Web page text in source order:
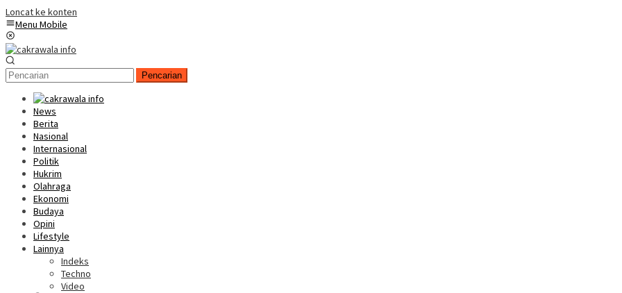
Loncat ke konten
Menu Mobile
Pencarian
News
Berita
Nasional
Internasional
Politik
Hukrim
Olahraga
Ekonomi
Budaya
Opini
Lifestyle
Lainnya
Indeks
Techno
Video